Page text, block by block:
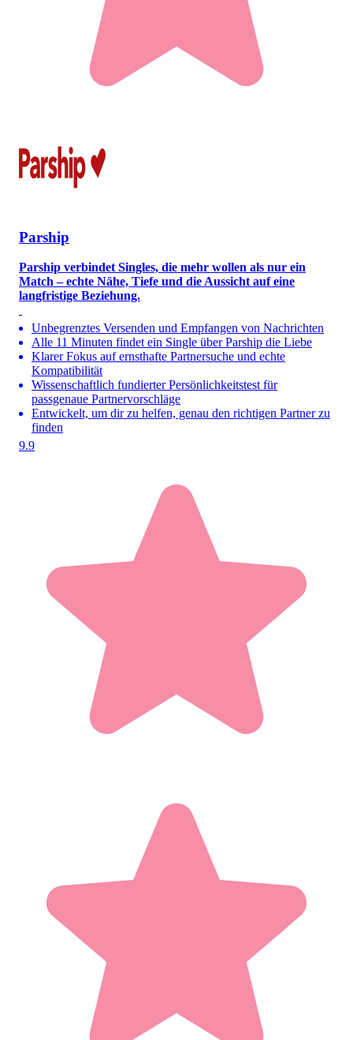
Parship
Parship verbindet Singles, die mehr wollen als nur ein
Match – echte Nähe, Tiefe und die Aussicht auf eine
langfristige Beziehung.
Unbegrenztes Versenden und Empfangen von Nachrichten
Alle 11 Minuten findet ein Single über Parship die Liebe
Klarer Fokus auf ernsthafte Partnersuche und echte
Kompatibilität
Wissenschaftlich fundierter Persönlichkeitstest für
passgenaue Partnervorschläge
Entwickelt, um dir zu helfen, genau den richtigen Partner zu
finden
9.9